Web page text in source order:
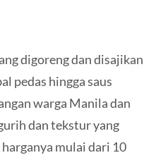
digoreng dan disajikan
pedas hingga saus
warga Manila dan
dan tekstur yang
mulai dari 10